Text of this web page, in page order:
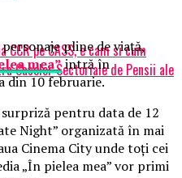
pe CASS, e cam si cum
Caselor Sectoriale de Pensii ale
pline de viață,
mea”intră în
din 10 februarie.
pentru data de 12
Night” organizată în mai
Cinema City unde toți cei
„În pielea mea” vor primi